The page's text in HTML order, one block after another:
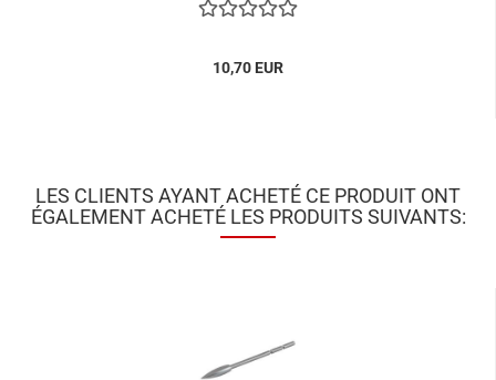
10,70 EUR
LES CLIENTS AYANT ACHETÉ CE PRODUIT ONT
ÉGALEMENT ACHETÉ LES PRODUITS SUIVANTS: